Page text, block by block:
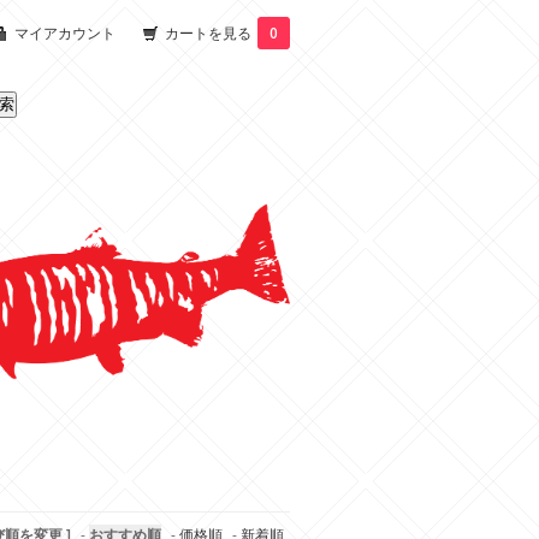
マイアカウント カートを見る 0